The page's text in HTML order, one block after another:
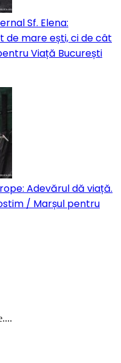
Sf. Elena:
de mare ești, ci de cât
Viață București
Adevărul dă viață.
/ Marșul pentru